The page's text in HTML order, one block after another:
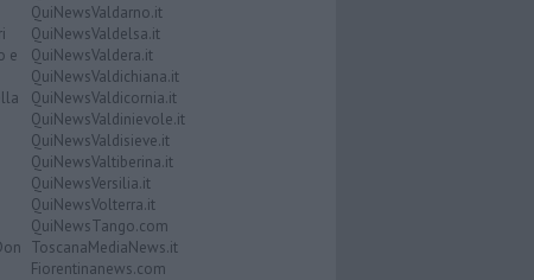
e
QuiNewsValdarno.it
QuiNewsValdelsa.it
QuiNewsValdera.it
QuiNewsValdichiana.it
QuiNewsValdicornia.it
QuiNewsValdinievole.it
QuiNewsValdisieve.it
QuiNewsValtiberina.it
QuiNewsVersilia.it
QuiNewsVolterra.it
QuiNewsTango.com
ToscanaMediaNews.it
Fiorentinanews.com